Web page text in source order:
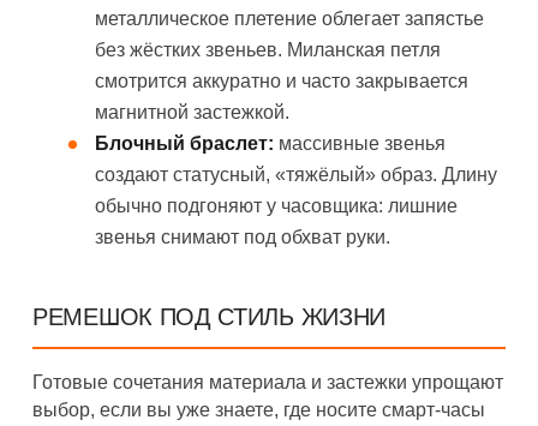
металлическое плетение облегает запястье
без жёстких звеньев. Миланская петля
смотрится аккуратно и часто закрывается
магнитной застежкой.
Блочный браслет: массивные звенья
создают статусный, «тяжёлый» образ. Длину
обычно подгоняют у часовщика: лишние
звенья снимают под обхват руки.
РЕМЕШОК ПОД СТИЛЬ ЖИЗНИ
Готовые сочетания материала и застежки упрощают
выбор, если вы уже знаете, где носите смарт-часы